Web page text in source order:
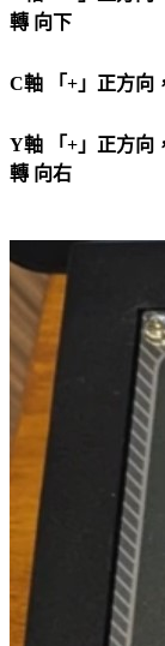
轉 向下
C軸 「+」正方
Y軸 「+」正方向
轉 向右